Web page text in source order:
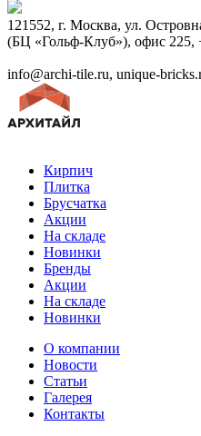
121552, г. Москва, ул.
(БЦ «Гольф-Клуб»), офис 225,
info@archi-tile.ru, unique-
Кирпич
Плитка
Брусчатка
Акции
На складе
Новинки
Бренды
Акции
На складе
Новинки
О компании
Новости
Статьи
Галерея
Контакты